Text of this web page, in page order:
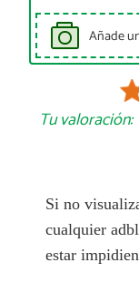
Añade
Tu valoración:
Si no
cualquier
estar